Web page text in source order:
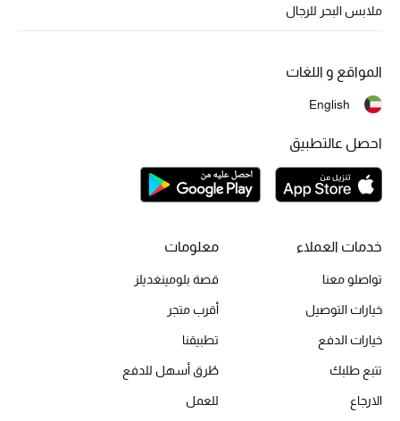
أحذية للأطفال
تسوقوا الأحذية
الجمال
الجديد في عالم الجمال
ملابس البحر للرجال
خدمات العملاء
تواصلو معنا
خيارات التوصيل
خيارات الدفع
تتبع طلبك
الارجاع
معلومات
قصة بلومينغديلز
أقرب متجر
تطبيقنا
طُرق أسهل للدفع
للعمل
المواقع و اللغات
English
احصل عالتطبيق